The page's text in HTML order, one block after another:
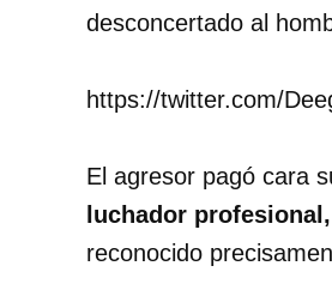
desconcertado al
https://twitter.com/
El agresor pagó cara
luchador
reconocido